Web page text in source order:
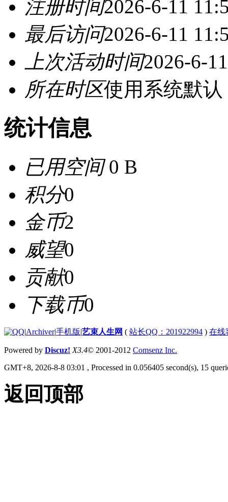
注册时间2026-6-11
最后访问2026-6-11
上次活动时间2026-6-
所在时区使用系统默认
统计信息
已用空间0 B
积分0
金币2
威望0
贡献0
下载币0
|Archiver|手机版|艺束人生网 ( 站长QQ：201922994 ) 在线
Powered by Discuz! X3.4© 2001-2012 Comsenz Inc.
GMT+8, 2026-8-8 03:01 , Processed in 0.056405 second(s), 15
返回顶部